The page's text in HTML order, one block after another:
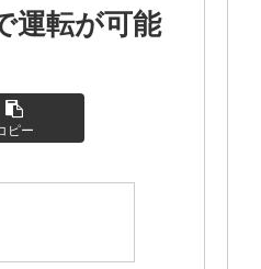
運転が可能
ピー